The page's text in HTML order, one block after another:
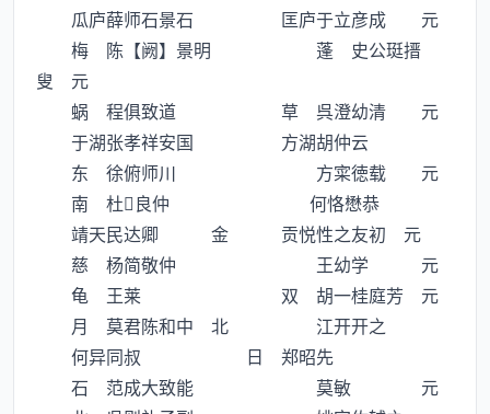
瓜庐薛师石景石 匡庐于立彦成 元
梅 陈【阙】景明 蓬 史公珽搢
叟 元
蜗 程俱致道 草 呉澄幼清 元
于湖张孝祥安国 方湖胡仲云
东 徐俯师川 方寀徳载 元
南 杜良仲 何恪懋恭
靖天民达卿 金 贡悦性之友初 元
慈 杨简敬仲 王幼学 元
龟 王莱 双 胡一桂庭芳 元
月 莫君陈和中 北 江开开之
何异同叔 日 郑昭先
石 范成大致能 莫敏 元